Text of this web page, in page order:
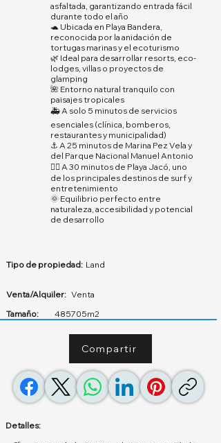
asfaltada, garantizando entrada fácil
durante todo el año
🐢 Ubicada en Playa Bandera,
reconocida por la anidación de
tortugas marinas y el ecoturismo
🌿 Ideal para desarrollar resorts, eco-
lodges, villas o proyectos de
glamping
🌺 Entorno natural tranquilo con
paisajes tropicales
🚑 A solo 5 minutos de servicios
esenciales (clínica, bomberos,
restaurantes y municipalidad)
⚓ A 25 minutos de Marina Pez Vela y
del Parque Nacional Manuel Antonio
🏄‍♂️ A 30 minutos de Playa Jacó, uno
de los principales destinos de surf y
entretenimiento
🌞 Equilibrio perfecto entre
naturaleza, accesibilidad y potencial
de desarrollo
Tipo de propiedad: Land
Venta/Alquiler: Venta
Tamaño:
485705m2
Compartir
Detalles: